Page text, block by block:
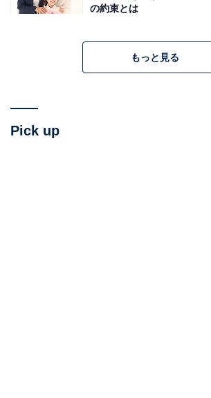
の約束とは
もっと見る
Pick up